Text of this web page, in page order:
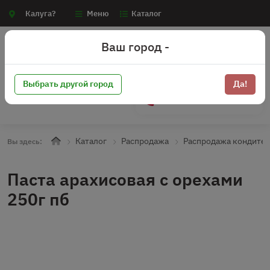
Калуга? Меню Каталог
Вы здесь: Каталог Распродажа Распродажа
Паста арахисовая с орехами
250г пб
Ваш город -
Выбрать другой город Да!